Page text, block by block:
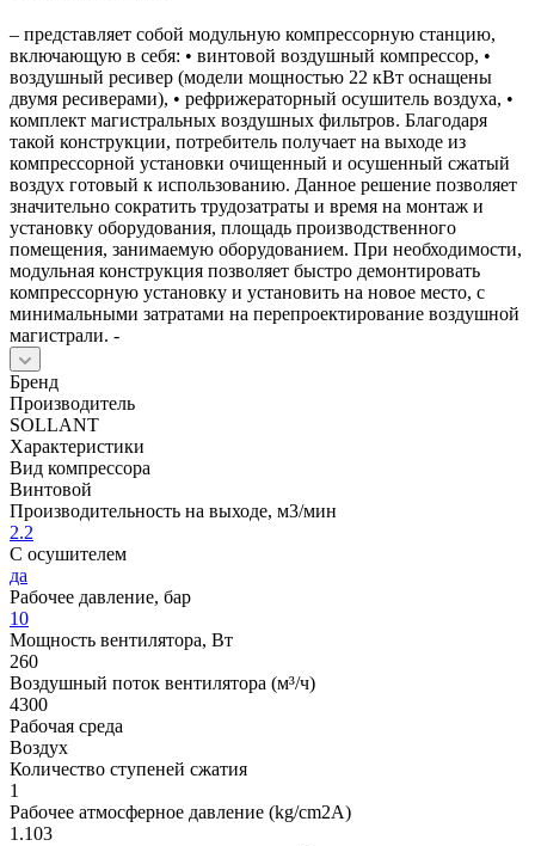
– представляет собой модульную компрессорную станцию,
включающую в себя: • винтовой воздушный компрессор, •
воздушный ресивер (модели мощностью 22 кВт оснащены
двумя ресиверами), • рефрижераторный осушитель воздуха, •
комплект магистральных воздушных фильтров. Благодаря
такой конструкции, потребитель получает на выходе из
компрессорной установки очищенный и осушенный сжатый
воздух готовый к использованию. Данное решение позволяет
значительно сократить трудозатраты и время на монтаж и
установку оборудования, площадь производственного
помещения, занимаемую оборудованием. При необходимости,
модульная конструкция позволяет быстро демонтировать
компрессорную установку и установить на новое место, с
минимальными затратами на перепроектирование воздушной
магистрали. -
Бренд
Производитель
SOLLANT
Характеристики
Вид компрессора
Винтовой
Производительность на выходе, м3/мин
2.2
С осушителем
да
Рабочее давление, бар
10
Мощность вентилятора, Вт
260
Воздушный поток вентилятора (м³/ч)
4300
Рабочая среда
Воздух
Количество ступеней сжатия
1
Рабочее атмосферное давление (kg/cm2A)
1.103